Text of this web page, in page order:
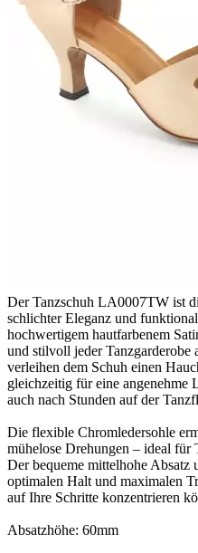
Der Tanzschuh LA0007TW ist
schlichter Eleganz und
hochwertigem hautfarbenem
und stilvoll jeder Tanzgarderobe
verleihen dem Schuh einen
gleichzeitig für eine angenehme
auch nach Stunden auf der
Die flexible Chromledersohle
mühelose Drehungen – ideal für
Der bequeme mittelhohe Absatz
optimalen Halt und maximalen
auf Ihre Schritte konzentrieren
Absatzhöhe: 60mm